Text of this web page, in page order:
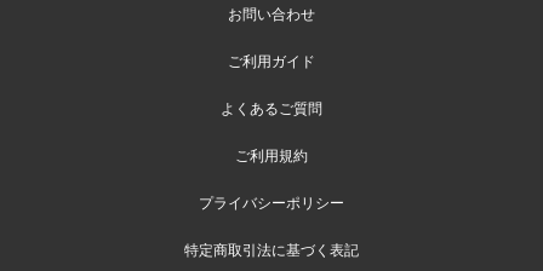
お問い合わせ
ご利用ガイド
よくあるご質問
ご利用規約
プライバシーポリシー
特定商取引法に基づく表記